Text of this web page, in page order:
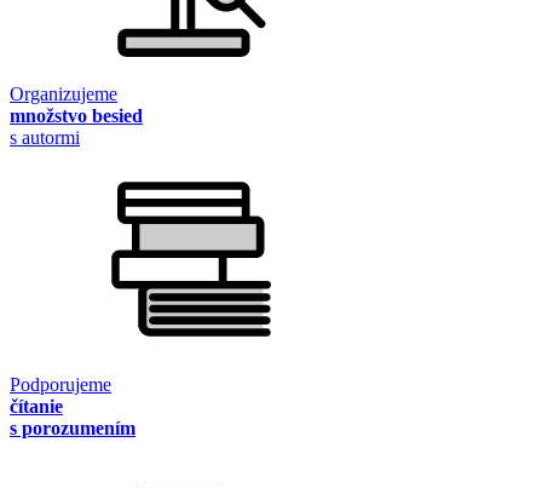
Organizujeme
množstvo besied
s autormi
Podporujeme
čítanie
s porozumením